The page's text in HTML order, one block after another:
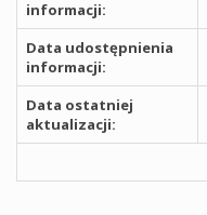
informacji:
Data udostępnienia
informacji:
Data ostatniej
aktualizacji: